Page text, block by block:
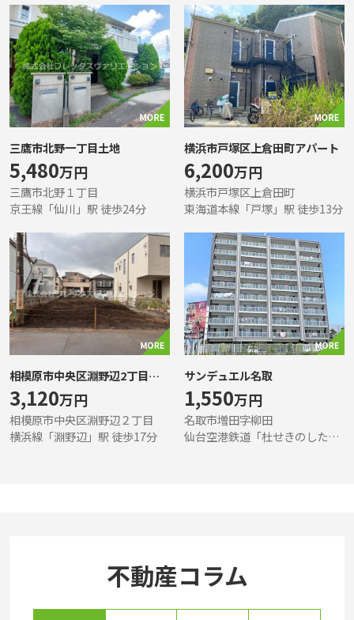
三鷹市北野一丁目土地
5,480万円
三鷹市北野１丁目
京王線「仙川」駅 徒歩24分
横浜市戸塚区上倉田町アパート
6,200万円
横浜市戸塚区上倉田町
東海道本線「戸塚」駅 徒歩13分
相模原市中央区淵野辺2丁目土地_A区画
3,120万円
相模原市中央区淵野辺２丁目
横浜線「淵野辺」駅 徒歩17分
サンデュエル名取
1,550万円
名取市増田字柳田
仙台空港鉄道「杜せきのした」駅 徒歩8分
不動産コラム